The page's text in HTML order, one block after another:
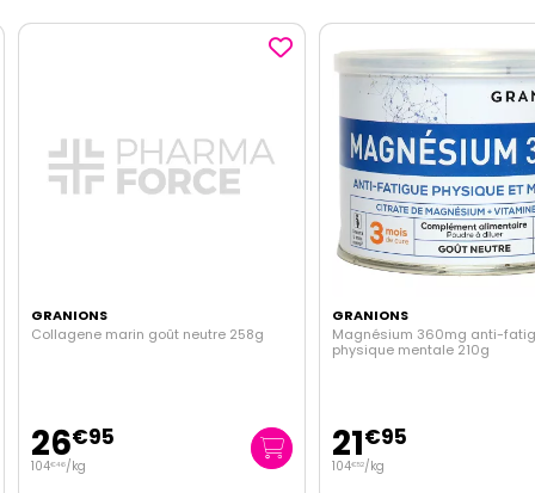
GRANIONS
Collagene marin goût neutre 258g
26€95
104€46/kg
GRANIONS
Magnésium 360mg anti-
physique mentale 210g
21€95
104€52/kg